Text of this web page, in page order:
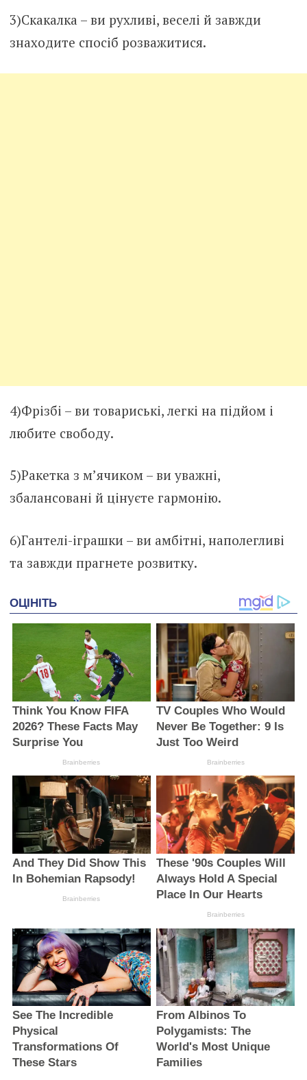
3)Скакалка – ви рухливі, веселі й завжди
знаходите спосіб розважитися.
4)Фрізбі – ви товариські, легкі на підйом і
любите свободу.
5)Ракетка з м’ячиком – ви уважні,
збалансовані й цінуєте гармонію.
6)Гантелі-іграшки – ви амбітні, наполегливі
та завжди прагнете розвитку.